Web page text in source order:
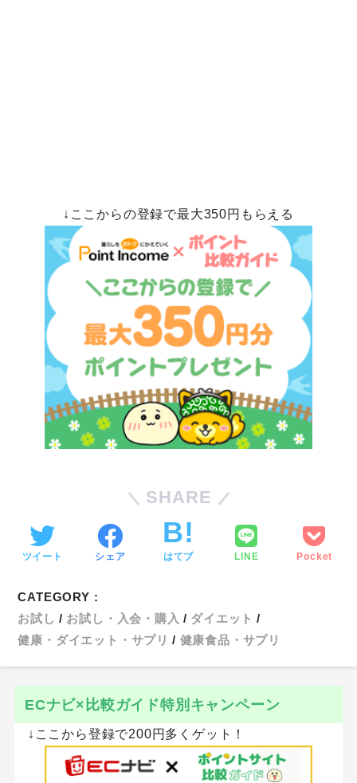
↓ここからの登録で最大350円もらえる
SHARE
ツイート シェア はてブ LINE Pocket
CATEGORY :
お試し
お試し・入会・購入
ダイエット
健康・ダイエット・サプリ
健康食品・サプリ
ECナビ×比較ガイド特別キャンペーン
↓ここから登録で200円多くゲット！